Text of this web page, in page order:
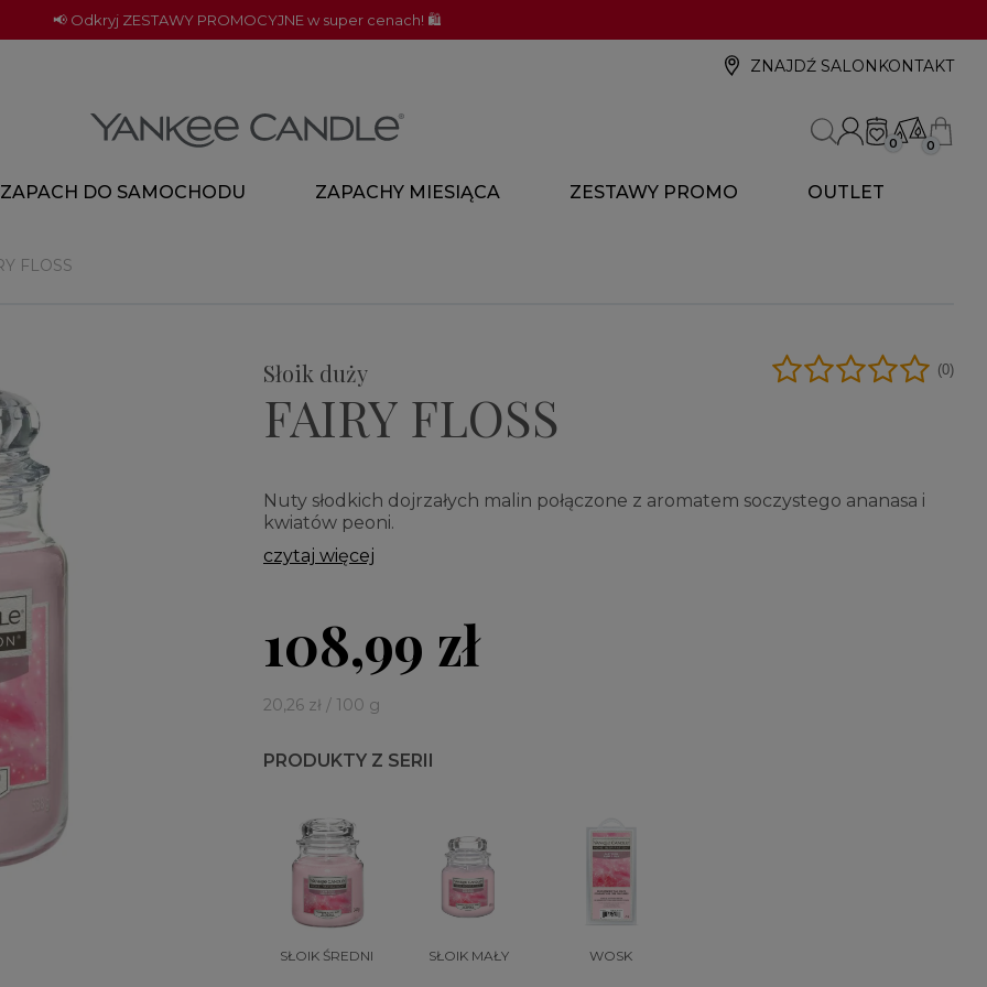
📢 Odkryj ZESTAWY PROMOCYJNE w super cenach! 🛍️
ZNAJDŹ SALON KONTAKT
0 0
ZAPACH DO SAMOCHODU ZAPACHY MIESIĄCA ZESTAWY PROMO OUTLET
FLOSS
Słoik duży
FAIRY FLOSS
(0)
Nuty słodkich dojrzałych malin połączone z aromatem soczystego ananasa i
kwiatów peoni.
czytaj więcej
108,99 zł
20,26 zł / 100 g
PRODUKTY Z SERII
SŁOIK ŚREDNI SŁOIK MAŁY WOSK